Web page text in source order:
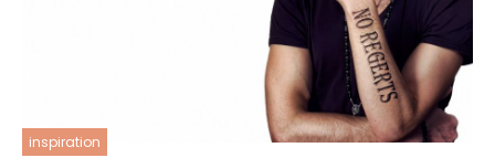
inspiration